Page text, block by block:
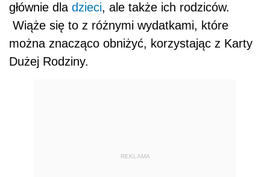
głównie dla dzieci, ale także ich rodziców.
Wiąże się to z różnymi wydatkami, które
można znacząco obniżyć, korzystając z Karty
Dużej Rodziny.
REKLAMA